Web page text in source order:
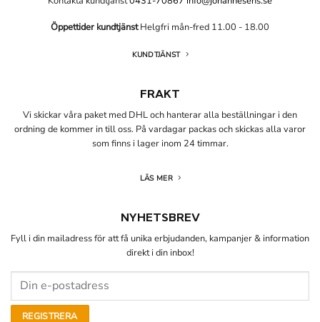
Öppettider kundtjänstHelgfri mån-fred 11.00 - 18.00
KUNDTJÄNST
FRAKT
Vi skickar våra paket med DHL och hanterar alla beställningar i den
ordning de kommer in till oss. På vardagar packas och skickas alla varor
som finns i lager inom 24 timmar.
LÄS MER
NYHETSBREV
Fyll i din mailadress för att få unika erbjudanden, kampanjer & information
direkt i din inbox!